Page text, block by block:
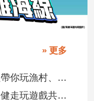
» 更多
北高雄海線潮旅行開跑 五大遊程帶你玩漁村、賞生態、品海味
果嶺公園闖關學水保 高市邀親子健走玩遊戲共守土地